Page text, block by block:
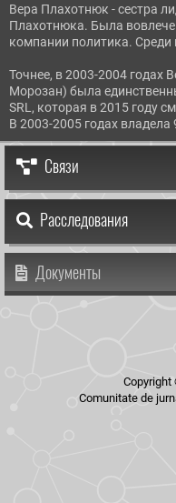
Вера Плахотнюк - сестра
Плахотнюка. Была
компании политика. Среди
Точнее, в 2003-2004 годах
Морозан) была
SRL, которая в 2015 году
В 2003-2005 годах владела
Связи
Расследования
Документы
Copyright
Comunitate de